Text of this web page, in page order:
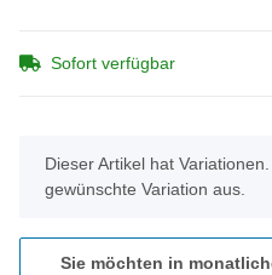
Sofort verfügbar
x
Dieser Artikel hat
gewünschte Variation aus.
Sie möchten in